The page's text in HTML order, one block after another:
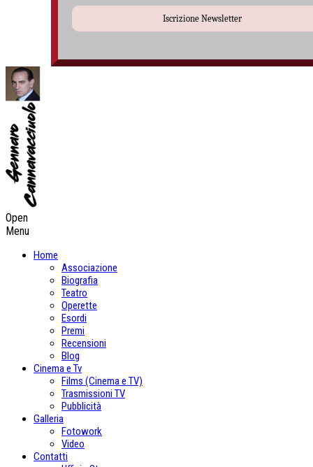
Iscrizione Newsletter
Open
Menu
Home
Associazione
Biografia
Teatro
Operette
Esordi
Premi
Recensioni
Blog
Cinema e Tv
Films (Cinema e TV)
Trasmissioni TV
Pubblicità
Galleria
Fotowork
Video
Contatti